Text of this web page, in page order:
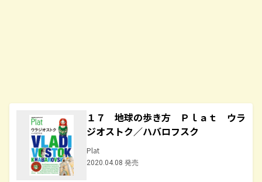
１７ 地球の歩き方 Ｐｌａｔ ウラ
ジオストク／ハバロフスク
Plat
2020.04.08 発売